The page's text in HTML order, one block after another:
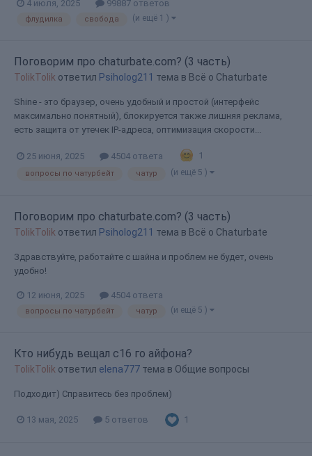
4 июля, 2025 99887 ответов
флудилка свобода (и ещё 1 )
Поговорим про chaturbate.com? (3 часть)
TolikTolik ответил Psiholog211 тема в Всё о Chaturbate
Shine - это браузер, очень удобный и простой (интерфейс
максимально понятный), блокируется также лишняя реклама,
есть защита от утечек IP-адреса, оптимизация скорости...
25 июня, 2025 4504 ответа 1
вопросы по чатурбейт чатур (и ещё 5 )
Поговорим про chaturbate.com? (3 часть)
TolikTolik ответил Psiholog211 тема в Всё о Chaturbate
Здравствуйте, работайте с шайна и проблем не будет, очень
удобно!
12 июня, 2025 4504 ответа
вопросы по чатурбейт чатур (и ещё 5 )
Кто нибудь вещал с16 го айфона?
TolikTolik ответил elena777 тема в Общие вопросы
Подходит) Справитесь без проблем)
13 мая, 2025 5 ответов 1